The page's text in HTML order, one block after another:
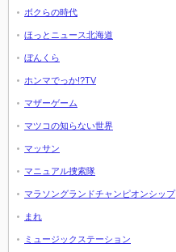
ボクらの時代
ほっとニュース北海道
ぼんくら
ホンマでっか!?TV
マザーゲーム
マツコの知らない世界
マッサン
マニュアル捜索隊
マラソングランドチャンピオンシップ
まれ
ミュージックステーション